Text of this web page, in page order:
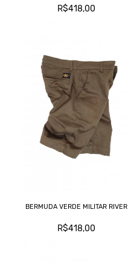
R$418,00
BERMUDA VERDE MILITAR RIVER
R$418,00